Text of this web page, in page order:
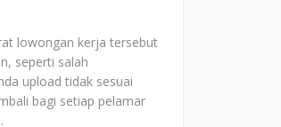
lowongan kerja tersebut
seperti salah
upload tidak sesuai
bagi setiap pelamar